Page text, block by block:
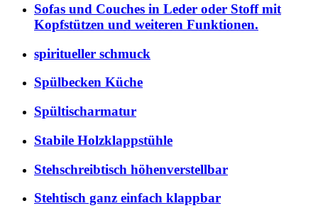
Sofas und Couches in Leder oder Stoff mit
Kopfstützen und weiteren Funktionen.
spiritueller schmuck
Spülbecken Küche
Spültischarmatur
Stabile Holzklappstühle
Stehschreibtisch höhenverstellbar
Stehtisch ganz einfach klappbar